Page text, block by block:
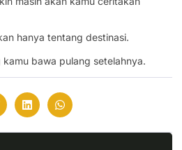
hanya tentang destinasi.
bawa pulang setelahnya.